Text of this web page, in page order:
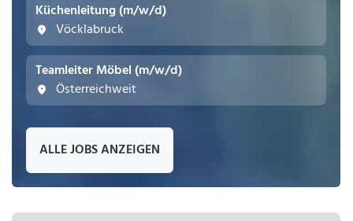
Küchenleitung (m/w/d)
Vöcklabruck
Teamleiter Möbel (m/w/d)
Österreichweit
ALLE JOBS ANZEIGEN